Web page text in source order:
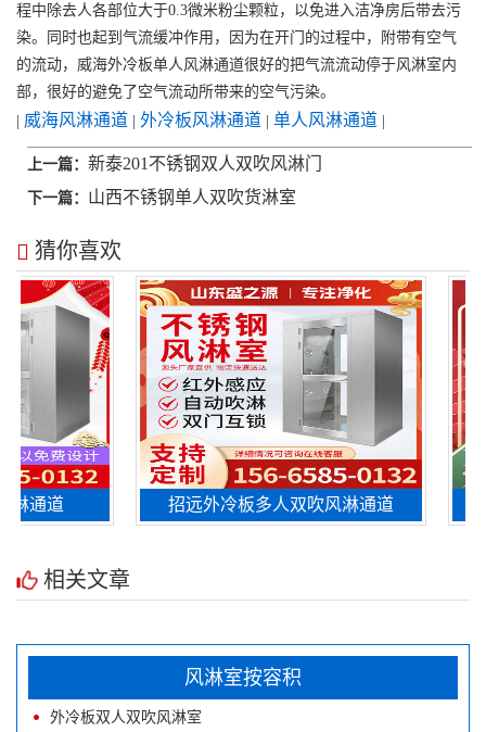
程中除去人各部位大于0.3微米粉尘颗粒，以免进入洁净房后带去污
染。同时也起到气流缓冲作用，因为在开门的过程中，附带有空气
的流动，威海外冷板单人风淋通道很好的把气流流动停于风淋室内
部，很好的避免了空气流动所带来的空气污染。
威海风淋通道 外冷板风淋通道 单人风淋通道
上一篇： 新泰201不锈钢双人双吹风淋门
下一篇： 山西不锈钢单人双吹货淋室
猜你喜欢
通道 招远外冷板多人双吹风淋通道
相关文章
风淋室按容积
外冷板双人双吹风淋室